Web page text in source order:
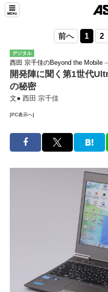
前へ 1 2
デジタル
西田 宗千佳のBeyond the Mobile
開発陣に聞く第1世代
の秘密
文● 西田 宗千佳
[PC表示へ]